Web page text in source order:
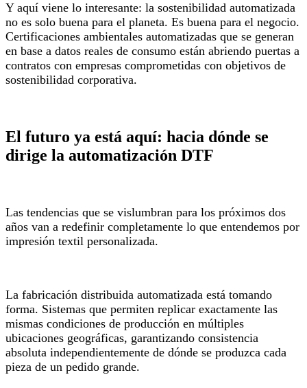
Y aquí viene lo interesante: la sostenibilidad automatizada
no es solo buena para el planeta. Es buena para el negocio.
Certificaciones ambientales automatizadas que se generan
en base a datos reales de consumo están abriendo puertas a
contratos con empresas comprometidas con objetivos de
sostenibilidad corporativa.
El futuro ya está aquí: hacia dónde se
dirige la automatización DTF
Las tendencias que se vislumbran para los próximos dos
años van a redefinir completamente lo que entendemos por
impresión textil personalizada.
La fabricación distribuida automatizada está tomando
forma. Sistemas que permiten replicar exactamente las
mismas condiciones de producción en múltiples
ubicaciones geográficas, garantizando consistencia
absoluta independientemente de dónde se produzca cada
pieza de un pedido grande.